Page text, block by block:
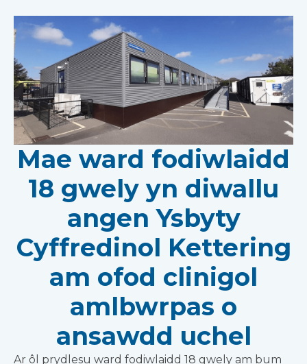
Mae ward fodiwlaidd
18 gwely yn diwallu
angen Ysbyty
Cyffredinol Kettering
am ofod clinigol
amlbwrpas o
ansawdd uchel
Ar ôl prydlesu ward fodiwlaidd 18 gwely am bum